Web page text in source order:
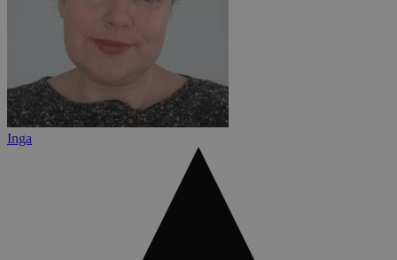
Inga